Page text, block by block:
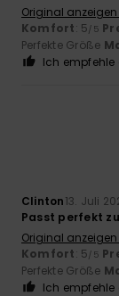
Original
Komfort: 5/5
Perfekte Größe
Ich empfehle
Clinton13. Juli
Passt perfekt
Original
Komfort: 5/5
Perfekte Größe
Ich empfehle